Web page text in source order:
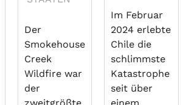
Der
Smokehouse
Creek
Wildfire war
der
Im Februar
2024 erlebte
Chile die
schlimmste
Katastrophe
seit über